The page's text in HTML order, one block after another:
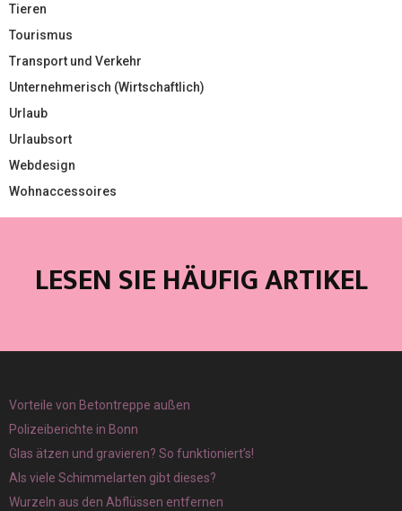
Tieren
Tourismus
Transport und Verkehr
Unternehmerisch (Wirtschaftlich)
Urlaub
Urlaubsort
Webdesign
Wohnaccessoires
LESEN SIE HÄUFIG ARTIKEL
Vorteile von Betontreppe außen
Polizeiberichte in Bonn
Glas ätzen und gravieren? So funktioniert’s!
Als viele Schimmelarten gibt dieses?
Wurzeln aus den Abflüssen entfernen